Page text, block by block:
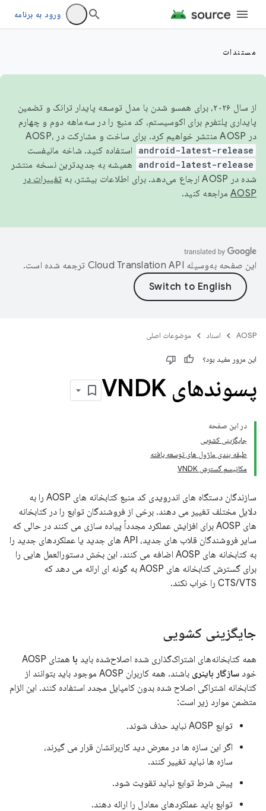
ورود به برنامه
مستندات
از سال ۲۰۲۶، برای همسو شدن با مدل توسعه پایدار ترانک و تضمین
پایداری پلتفرم برای اکوسیستم، کد منبع را در سه‌ماهه دوم و چهارم
در AOSP منتشر خواهیم کرد. برای ساخت و مشارکت در AOSP،
android-latest-release استفاده کنید. شاخه مانیفست
android-latest-release
همیشه به جدیدترین نسخه منتشر
شده در AOSP ارجاع می‌دهد. برای اطلاعات بیشتر، به
تغییرات در
AOSP مراجعه کنید.
این صفحه به‌وسیله ترجمه شده است.
AOSP اسناد موضوعات اصلی
این مرور مفید بود؟
پسوندهای VNDK
در این صفحه
جایگزینی کشویی
طبقه بندی ماژول های توسعه یافته
مکانیسم گسترش VNDK
سازندگان دستگاه های اندرویدی کد منبع کتابخانه های AOSP را به
دلایل مختلف تغییر می دهند. برخی از فروشندگان توابع را در کتابخانه
های AOSP برای افزایش عملکرد مجدداً پیاده سازی می کنند در حالی که
سایر فروشندگان قلاب های جدید، API های جدید یا عملکردهای جدید را
به کتابخانه های AOSP اضافه می کنند. این بخش دستورالعمل هایی را
برای گسترش کتابخانه های AOSP به گونه ای ارائه می دهد که
CTS/VTS را خراب نکند.
جایگزینی کشویی
همه کتابخانه‌های اشتراک‌گذاری شده اصلاح‌شده باید با
همتای AOSP
خود سازگار باینری
باشند. همه کاربران AOSP موجود باید بتوانند از
کتابخانه اشتراکی اصلاح شده بدون کامپایل مجدد استفاده کنند. این الزام
متضمن موارد زیر است:
توابع AOSP نباید حذف شوند.
اگر این سازه ها در معرض دید کاربرانشان قرار می گیرند،
سازه ها نباید تغییر کنند.
پیش شرط توابع نباید تقویت شود.
توابع باید عملکردهای معادل را ارائه دهند.